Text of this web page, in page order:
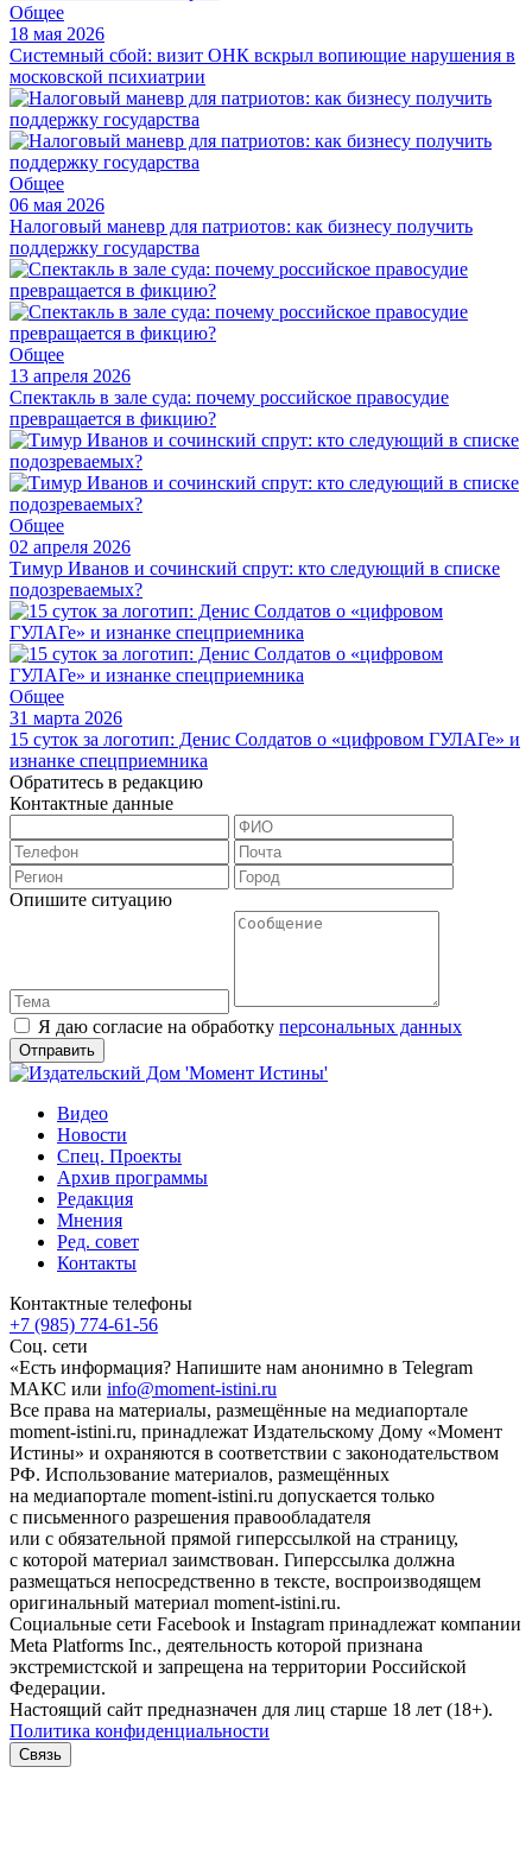
Общее
18 мая 2026
Системный сбой: визит ОНК вскрыл вопиющие нарушения в
московской психиатрии
Общее
06 мая 2026
Налоговый маневр для патриотов: как бизнесу получить
поддержку государства
Общее
13 апреля 2026
Спектакль в зале суда: почему российское правосудие
превращается в фикцию?
Общее
02 апреля 2026
Тимур Иванов и сочинский спрут: кто следующий в списке
подозреваемых?
Общее
31 марта 2026
15 суток за логотип: Денис Солдатов о «цифровом ГУЛАГе» и
изнанке спецприемника
Обратитесь в редакцию
Контактные данные
Опишите ситуацию
Я даю согласие на обработку персональных данных
Видео
Новости
Спец. Проекты
Архив программы
Редакция
Мнения
Ред. совет
Контакты
Контактные телефоны
+7 (985) 774-61-56
Соц. сети
«Есть информация? Напишите нам анонимно в Telegram
МАКС или info@moment-istini.ru
Все права на материалы, размещённые на медиапортале
moment-istini.ru, принадлежат Издательскому Дому «Момент
Истины» и охраняются в соответствии с законодательством
РФ. Использование материалов, размещённых
на медиапортале moment-istini.ru допускается только
с письменного разрешения правообладателя
или с обязательной прямой гиперссылкой на страницу,
с которой материал заимствован. Гиперссылка должна
размещаться непосредственно в тексте, воспроизводящем
оригинальный материал moment-istini.ru.
Социальные сети Facebook и Instagram принадлежат компании
Meta Platforms Inc., деятельность которой признана
экстремистской и запрещена на территории Российской
Федерации.
Настоящий сайт предназначен для лиц старше 18 лет (18+).
Политика конфиденциальности
Связь